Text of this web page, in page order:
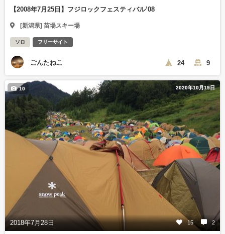
【2008年7月25日】フジロックフェスティバル’08
[新潟県] 苗場スキー場
ソロ フリーサイト
ごんたねこ 24 9
2020年10月19日
2018年7月28日 15 2
10